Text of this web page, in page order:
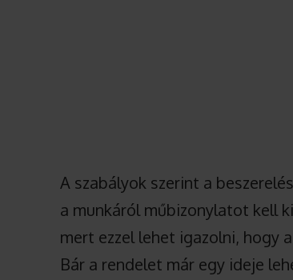
A szabályok szerint a
a munkáról műbizonylatot kell
mert ezzel lehet igazolni, hogy
Bár a rendelet már egy ideje